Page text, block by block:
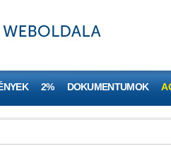
2% DOKUMENTUMOK